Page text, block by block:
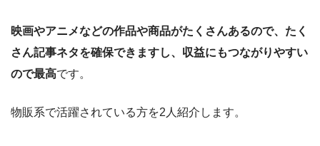
映画やアニメなどの作品や商品がたくさんあるので、たく
さん記事ネタを確保できますし、収益にもつながりやすい
ので最高です。
物販系で活躍されている方を2人紹介します。